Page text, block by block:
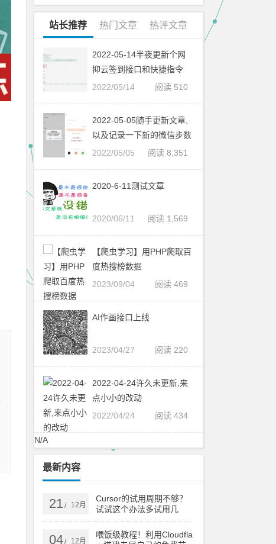
站长推荐 热门文章 热评文章
2022-05-14半夜更新个网
抑云签到接口和快捷指令
阅读 510
2022/05/14
2022-05-05随手更新文章,
以及记录一下新的微信步数
接口
阅读 8,351
2022/05/05
2020-6-11测试文章
阅读 1,569
2020/06/11
【爬虫学习】用PHP爬取百
度热搜榜数据
阅读 469
2023/09/04
AI作画接口上线
阅读 220
2023/04/27
2022-04-24许久未更新,来
点小小的改动
阅读 434
2022/04/24
N/A
最新内容
21 / 12月
Cursor的试用周期不够？
试试这个办法多试用几
次！
04/ 12月
喂饭级教程！利用Cloudfla